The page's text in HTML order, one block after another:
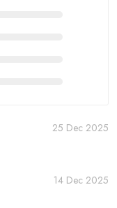
25 Dec 2025
14 Dec 2025